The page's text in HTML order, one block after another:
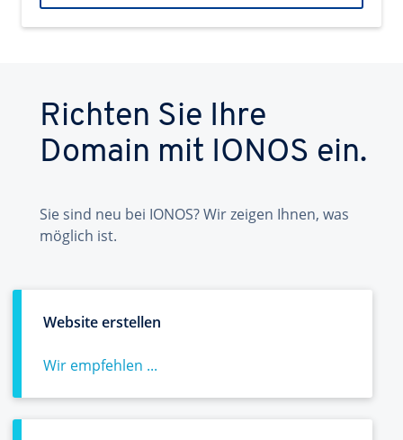
Richten Sie Ihre
Domain mit IONOS ein.
Sie sind neu bei IONOS? Wir zeigen Ihnen, was
möglich ist.
Website erstellen
Wir empfehlen ...